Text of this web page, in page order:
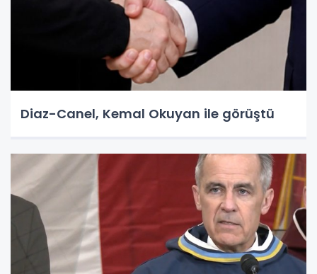
Diaz-Canel, Kemal Okuyan ile görüştü